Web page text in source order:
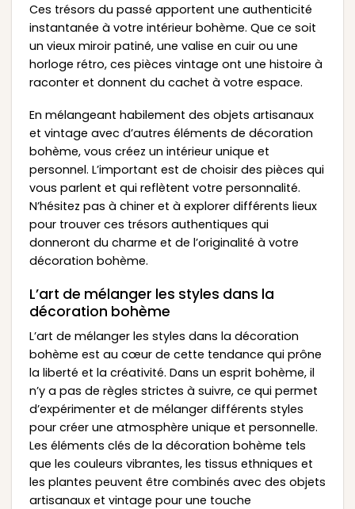
Ces trésors du passé apportent une authenticité
instantanée à votre intérieur bohème. Que ce soit
un vieux miroir patiné, une valise en cuir ou une
horloge rétro, ces pièces vintage ont une histoire à
raconter et donnent du cachet à votre espace.
En mélangeant habilement des objets artisanaux
et vintage avec d’autres éléments de décoration
bohème, vous créez un intérieur unique et
personnel. L’important est de choisir des pièces qui
vous parlent et qui reflètent votre personnalité.
N’hésitez pas à chiner et à explorer différents lieux
pour trouver ces trésors authentiques qui
donneront du charme et de l’originalité à votre
décoration bohème.
L’art de mélanger les styles dans la
décoration bohème
L’art de mélanger les styles dans la décoration
bohème est au cœur de cette tendance qui prône
la liberté et la créativité. Dans un esprit bohème, il
n’y a pas de règles strictes à suivre, ce qui permet
d’expérimenter et de mélanger différents styles
pour créer une atmosphère unique et personnelle.
Les éléments clés de la décoration bohème tels
que les couleurs vibrantes, les tissus ethniques et
les plantes peuvent être combinés avec des objets
artisanaux et vintage pour une touche